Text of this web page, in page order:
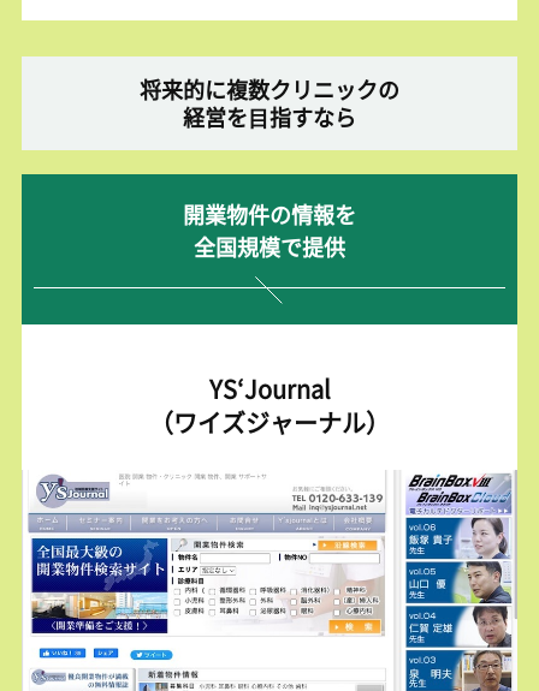
将来的に複数クリニックの
経営を⽬指すなら
開業物件の情報を
全国規模で提供
YS‘Journal
（ワイズジャーナル）